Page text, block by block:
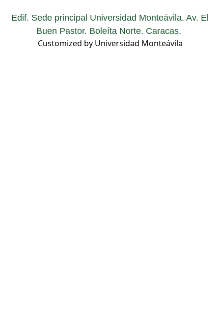
Edif. Sede principal Universidad Monteávila. Av. El
Buen Pastor. Boleíta Norte. Caracas.
Customized by Universidad Monteávila